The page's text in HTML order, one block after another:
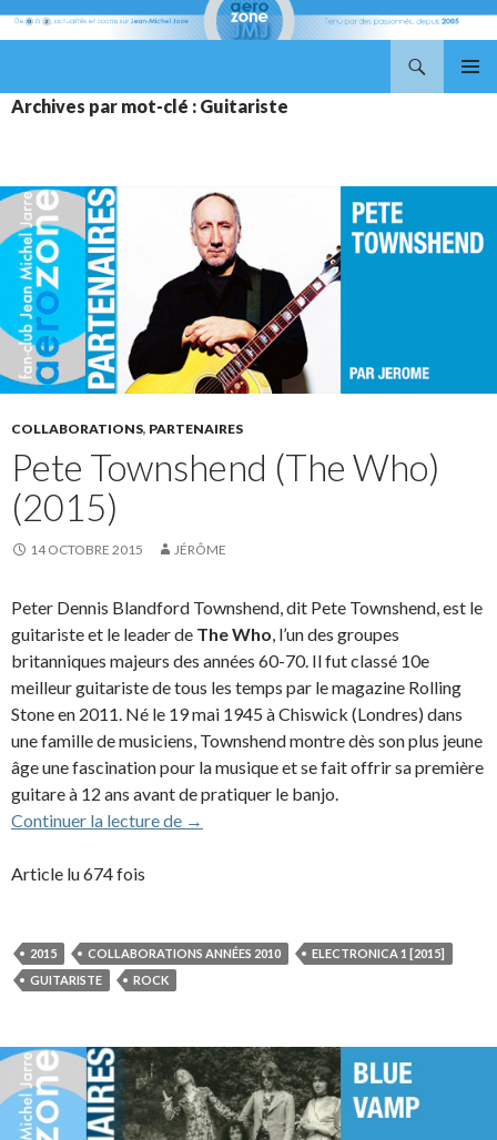
AU
Archives par mot-clé : Guitariste
COLLABORATIONS, PARTENAIRES
Pete Townshend (The Who)
(2015)
14 OCTOBRE 2015 JÉRÔME
Peter Dennis Blandford Townshend, dit Pete Townshend, est le
guitariste et le leader de The Who, l’un des groupes
britanniques majeurs des années 60-70. Il fut classé 10e
meilleur guitariste de tous les temps par le magazine Rolling
Stone en 2011. Né le 19 mai 1945 à Chiswick (Londres) dans
une famille de musiciens, Townshend montre dès son plus jeune
âge une fascination pour la musique et se fait offrir sa première
guitare à 12 ans avant de pratiquer le banjo.
Continuer la lecture de Pete Townshend (The Who) (2015)
→
Article lu 674 fois
2015 COLLABORATIONS ANNÉES 2010
ELECTRONICA 1 [2015]
GUITARISTE
ROCK